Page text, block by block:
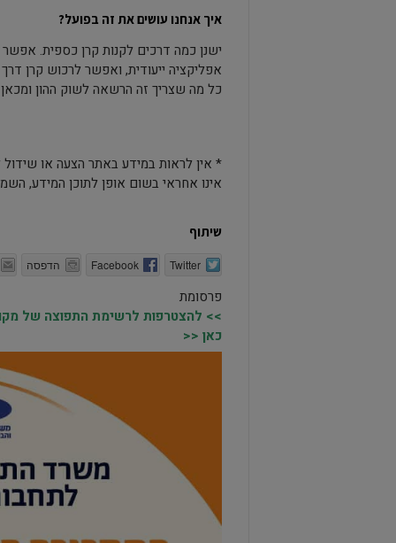
איך אנחנו עושים את זה בפועל?
ישנן כמה דרכים לקנות קרן כספית.
אפליקציה ייעודית, ואפשר לרכוש קרן
כל מה שצריך זה הרשאה לשוק ההון
* אין לראות במידע באתר הצעה או שידול
אינו אחראי בשום אופן לתוכן המידע,
שיתוף
Twitter
Facebook הדפסה
פרסומת
>> להצטרפות לרשימת התפוצה של
כאן <<